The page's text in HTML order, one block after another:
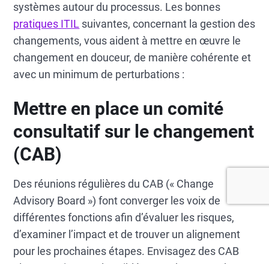
systèmes autour du processus. Les bonnes
pratiques ITIL suivantes, concernant la gestion des
changements, vous aident à mettre en œuvre le
changement en douceur, de manière cohérente et
avec un minimum de perturbations :
Mettre en place un comité
consultatif sur le changement
(CAB)
Des réunions régulières du CAB (« Change
Advisory Board ») font converger les voix de
différentes fonctions afin d’évaluer les risques,
d’examiner l’impact et de trouver un alignement
pour les prochaines étapes. Envisagez des CAB